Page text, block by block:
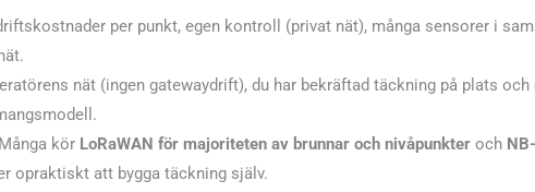
per punkt, egen kontroll (privat nät), många sensorer i
nät (ingen gatewaydrift), du har bekräftad täckning på plats och
kör LoRaWAN för majoriteten av brunnar och nivåpunkter och
opraktiskt att bygga täckning själv.